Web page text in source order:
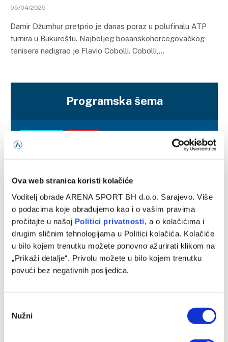
Ova web stranica koristi kolačiće
Voditelj obrade ARENA SPORT BH d.o.o. Sarajevo. Više
o podacima koje obrađujemo kao i o vašim pravima
pročitajte u našoj Politici privatnosti, a o kolačićima i
drugim sličnim tehnologijama u Politici kolačića. Kolačiće
u bilo kojem trenutku možete ponovno ažurirati klikom na
„Prikaži detalje“. Privolu možete u bilo kojem trenutku
povući bez negativnih posljedica.
Selection
Nužni
05/04/2025
Damir Džumhur pretprio je danas poraz u polufinalu ATP
turnira u Bukureštu. Najboljeg bosanskohercegovačkog
tenisera nadigrao je Flavio Cobolli. Cobolli,…
Programska šema